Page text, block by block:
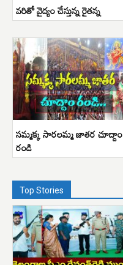
వరితో వైద్యం చేస్తున్న రైతన్న
సమ్మక్క సారలమ్మ జాతర చూద్దాం
రండి
Top Stories